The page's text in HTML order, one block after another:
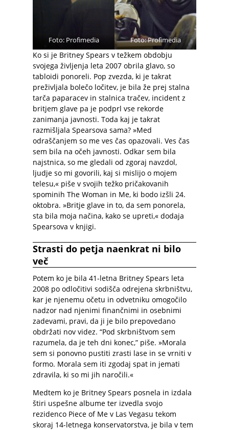
Foto: Profimedia Foto: Profimedia
Ko si je Britney Spears v težkem obdobju
svojega življenja leta 2007 obrila glavo, so
tabloidi ponoreli. Pop zvezda, ki je takrat
preživljala bolečo ločitev, je bila že prej stalna
tarča paparacev in stalnica tračev, incident z
britjem glave pa je podprl vse rekorde
zanimanja javnosti. Toda kaj je takrat
razmišljala Spearsova sama? »Med
odraščanjem so me ves čas opazovali. Ves čas
sem bila na očeh javnosti. Odkar sem bila
najstnica, so me gledali od zgoraj navzdol,
ljudje so mi govorili, kaj si mislijo o mojem
telesu,« piše v svojih težko pričakovanih
spominih The Woman in Me, ki bodo izšli 24.
oktobra. »Britje glave in to, da sem ponorela,
sta bila moja načina, kako se upreti,« dodaja
Spearsova v knjigi.
Strasti do petja naenkrat ni bilo
več
Potem ko je bila 41-letna Britney Spears leta
2008 po odločitivi sodišča odrejena skrbništvu,
kar je njenemu očetu in odvetniku omogočilo
nadzor nad njenimi finančnimi in osebnimi
zadevami, pravi, da ji je bilo prepovedano
obdržati nov videz. “Pod skrbništvom sem
razumela, da je teh dni konec,” piše. »Morala
sem si ponovno pustiti zrasti lase in se vrniti v
formo. Morala sem iti zgodaj spat in jemati
zdravila, ki so mi jih naročili.«
Medtem ko je Britney Spears posnela in izdala
štiri uspešne albume ter izvedla svojo
rezidenco Piece of Me v Las Vegasu tekom
skoraj 14-letnega konservatorstva, je bila v tem